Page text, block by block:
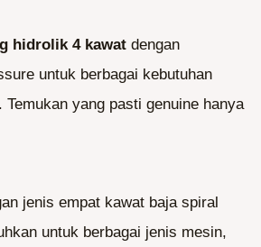
hidrolik 4 kawat dengan
untuk berbagai kebutuhan
Temukan yang pasti genuine hanya
jenis empat kawat baja spiral
untuk berbagai jenis mesin,